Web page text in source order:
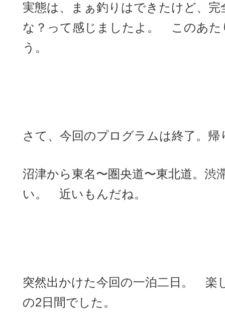
実態は、まぁ釣りはできたけど、完
な？って感じましたよ。 このあた
う。
さて、今回のプログラムは終了。帰
沼津から東名〜圏央道〜東北道。渋
い。 近いもんだね。
突然出かけた今回の一泊二日。 楽
の2日間でした。